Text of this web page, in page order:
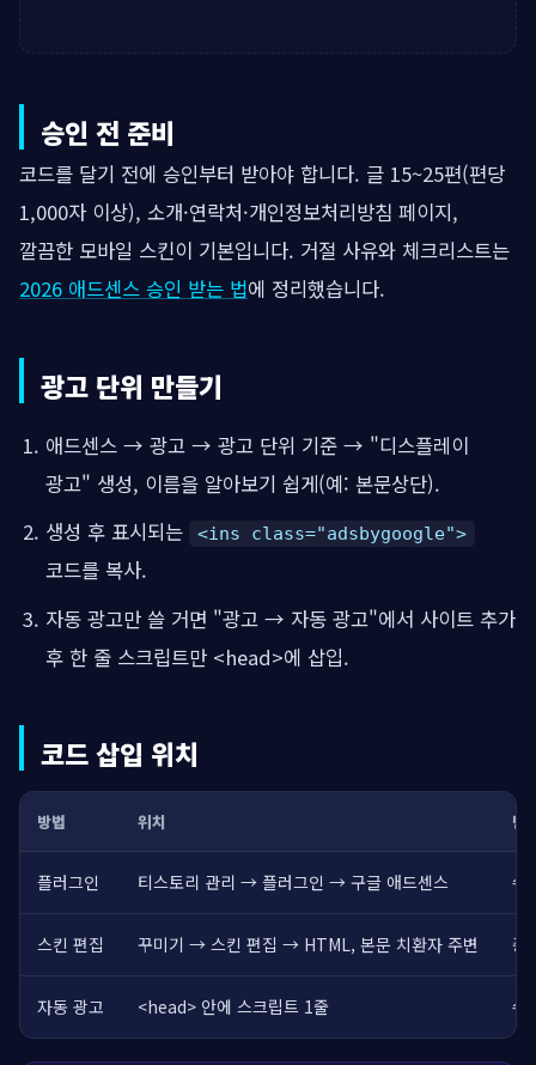
승인 전 준비
코드를 달기 전에 승인부터 받아야 합니다. 글 15~25편(편당
1,000자 이상), 소개·연락처·개인정보처리방침 페이지,
깔끔한 모바일 스킨이 기본입니다. 거절 사유와 체크리스트는
2026 애드센스 승인 받는 법에 정리했습니다.
광고 단위 만들기
애드센스 → 광고 → 광고 단위 기준 → "디스플레이
광고" 생성, 이름을 알아보기 쉽게(예: 본문상단).
생성 후 표시되는
<ins class="adsbygoogle">
코드를 복사.
자동 광고만 쓸 거면 "광고 → 자동 광고"에서 사이트 추가
후 한 줄 스크립트만 <head>에 삽입.
코드 삽입 위치
방법 위치 난
플러그인 티스토리 관리 → 플러그인 → 구글 애드센스 쉬
스킨 편집 꾸미기 → 스킨 편집 → HTML, 본문 치환자 주변 중
자동 광고 <head> 안에 스크립트 1줄 쉬